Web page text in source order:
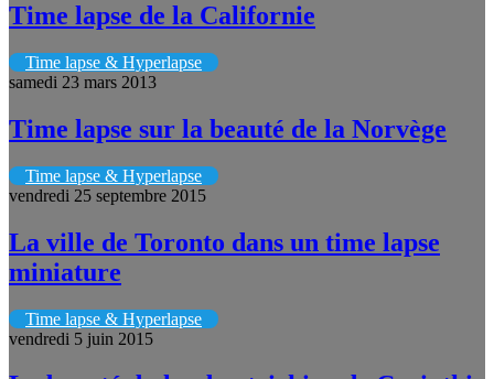
Time lapse de la Californie
Time lapse & Hyperlapse
samedi 23 mars 2013
Time lapse sur la beauté de la Norvège
Time lapse & Hyperlapse
vendredi 25 septembre 2015
La ville de Toronto dans un time lapse
miniature
Time lapse & Hyperlapse
vendredi 5 juin 2015